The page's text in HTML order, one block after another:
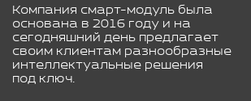
Компания смарт-модуль была
основана в 2016 году и на
сегодняшний день предлагает
своим клиентам разнообразные
интеллектуальные решения
под ключ.